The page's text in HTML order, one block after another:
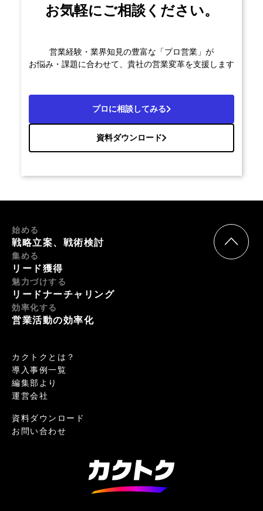
お気軽にご相談ください。
営業経験・業界知見の豊富な「プロ営業」が
お悩み・課題に合わせて、貴社の営業変革を支援します
プロに相談してみる
資料ダウンロード
始める
戦略立案、戦術検討
集める
リード獲得
魅力づけする
リードナーチャリング
効率化する
営業活動の効率化
カクトクとは？
導入事例一覧
編集部より
運営会社
資料ダウンロード
お問い合わせ